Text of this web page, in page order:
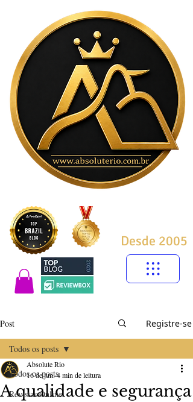
Desde 2005
Post Registre-se
Todos os posts
Revistas Online
Todos os posts
A qualidade e segurança
Absolute Rio
16 de jun.4 min de leitura